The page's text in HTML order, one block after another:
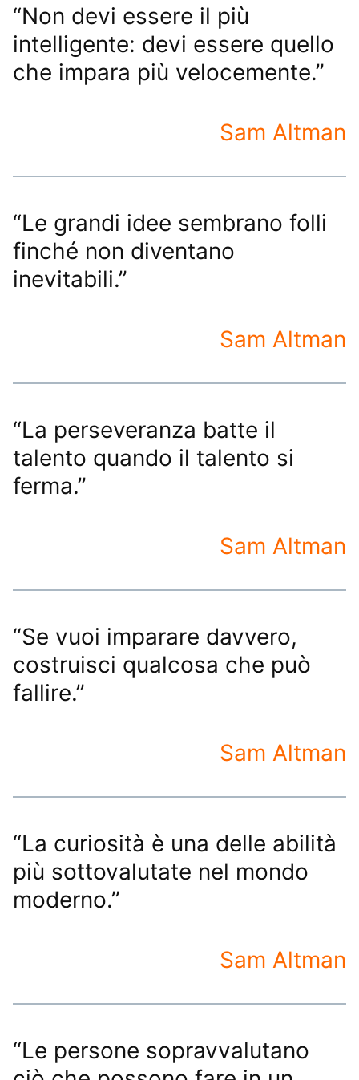
“Non devi essere il più
intelligente: devi essere quello
che impara più velocemente.”
Sam Altman
“Le grandi idee sembrano folli
finché non diventano
inevitabili.”
Sam Altman
“La perseveranza batte il
talento quando il talento si
ferma.”
Sam Altman
“Se vuoi imparare davvero,
costruisci qualcosa che può
fallire.”
Sam Altman
“La curiosità è una delle abilità
più sottovalutate nel mondo
moderno.”
Sam Altman
“Le persone sopravvalutano